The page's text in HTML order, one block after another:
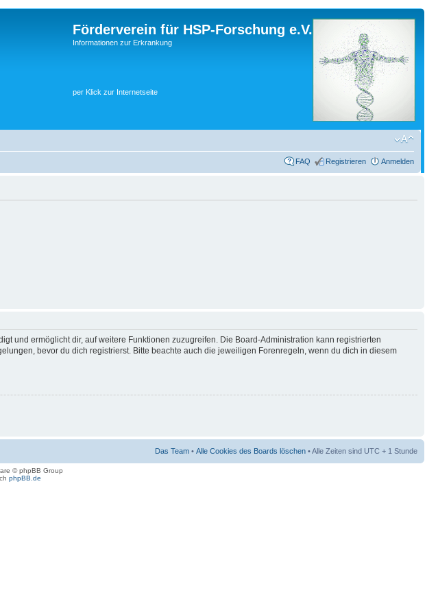
Förderverein für HSP-Forschung e.V.
Informationen zur Erkrankung
per Klick zur Internetseite
FAQ Registrieren Anmelden
und ermöglicht dir, auf weitere Funktionen zuzugreifen. Die Board-Administration kann registrierten
bevor du dich registrierst. Bitte beachte auch die jeweiligen Forenregeln, wenn du dich in diesem
Das Team • Alle Cookies des Boards löschen • Alle Zeiten sind UTC + 1 Stunde
© phpBB Group
phpBB.de